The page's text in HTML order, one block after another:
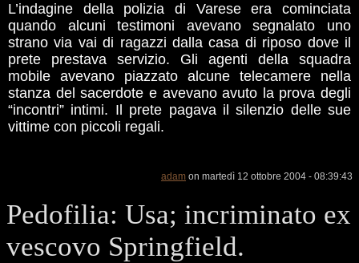
L’indagine della polizia di Varese era cominciata
quando alcuni testimoni avevano segnalato uno
strano via vai di ragazzi dalla casa di riposo dove il
prete prestava servizio. Gli agenti della squadra
mobile avevano piazzato alcune telecamere nella
stanza del sacerdote e avevano avuto la prova degli
“incontri” intimi. Il prete pagava il silenzio delle sue
vittime con piccoli regali.
adam on martedì 12 ottobre 2004 - 08:39:43
Pedofilia: Usa; incriminato ex
vescovo Springfield.